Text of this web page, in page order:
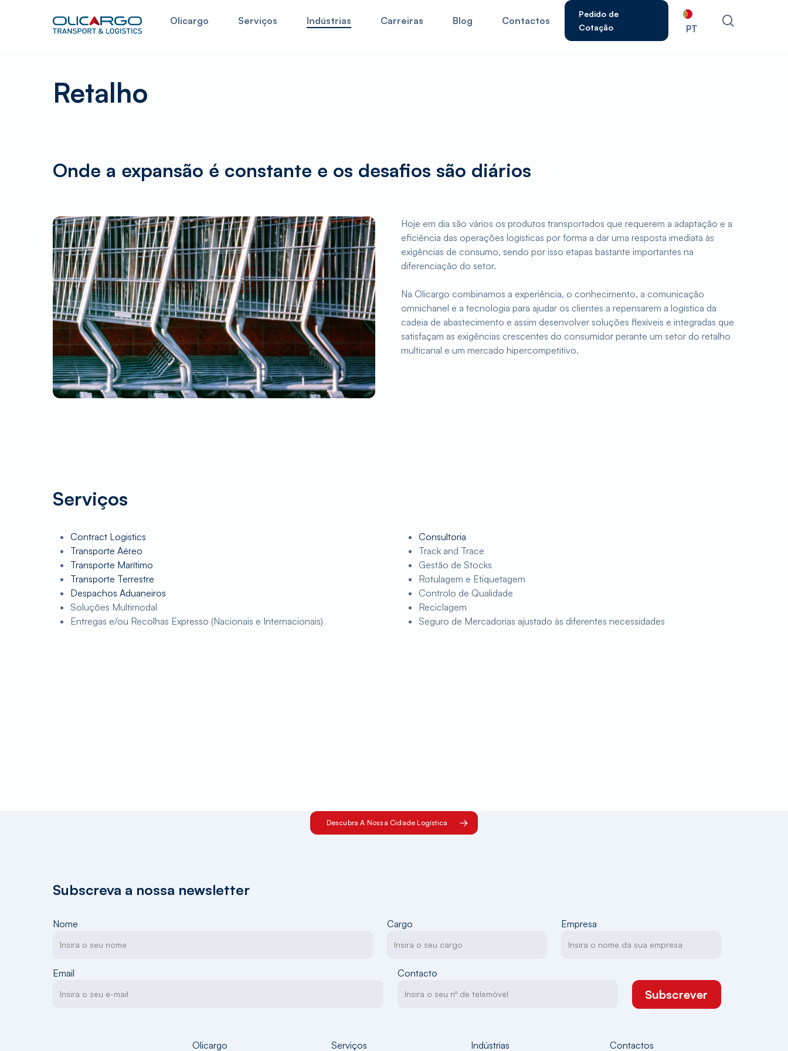
Neste campo pode procurar a informação presente no nosso website,
Olicargo Serviços Indústrias Carreiras Blog Contactos
Pedido de
Cotação
PT
Retalho
Onde a expansão é constante e os desafios são diários
Hoje em dia são vários os produtos transportados que requerem a adaptação e a
eficiência das operações logísticas por forma a dar uma resposta imediata às
exigências de consumo, sendo por isso etapas bastante importantes na
diferenciação do setor.
Na Olicargo combinamos a experiência, o conhecimento, a comunicação
omnichanel e a tecnologia para ajudar os clientes a repensarem a logística da
cadeia de abastecimento e assim desenvolver soluções flexíveis e integradas que
satisfaçam as exigências crescentes do consumidor perante um setor do retalho
multicanal e um mercado hipercompetitivo.
Serviços
Contract Logistics
Transporte Aéreo
Transporte Marítimo
Transporte Terrestre
Despachos Aduaneiros
Soluções Multimodal
Entregas e/ou Recolhas Expresso (Nacionais e Internacionais)
Consultoria
Track and Trace
Gestão de Stocks
Rotulagem e Etiquetagem
Controlo de Qualidade
Reciclagem
Seguro de Mercadorias ajustado às diferentes necessidades
Descubra A Nossa Cidade Logística
Subscreva a nossa newsletter
Nome Cargo Empresa
Email Contacto
Subscrever
Olicargo Serviços Indústrias Contactos